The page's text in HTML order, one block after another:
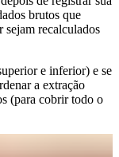
brutos que
sejam recalculados
e inferior) e se
a extração
(para cobrir todo o